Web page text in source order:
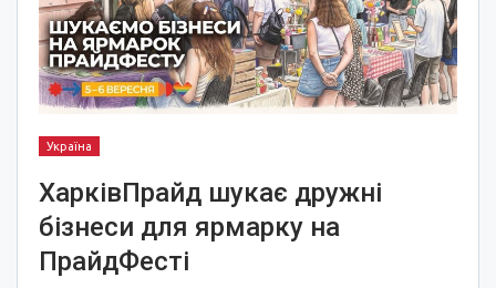
Україна
ХарківПрайд шукає дружні
бізнеси для ярмарку на
ПрайдФесті